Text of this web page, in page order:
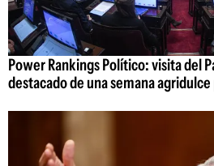
Power Rankings Político: visita del
destacado de una semana